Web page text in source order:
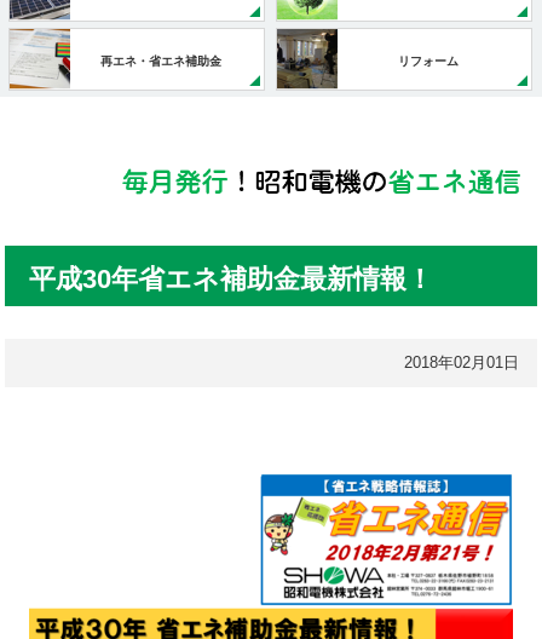
再エネ・省エネ補助金 リフォーム
平成30年省エネ補助金最新情報！
2018年02月01日